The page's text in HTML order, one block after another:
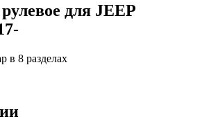
для JEEP
в 8 разделах